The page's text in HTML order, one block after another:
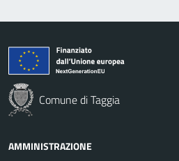
Comune di Taggia
AMMINISTRAZIONE